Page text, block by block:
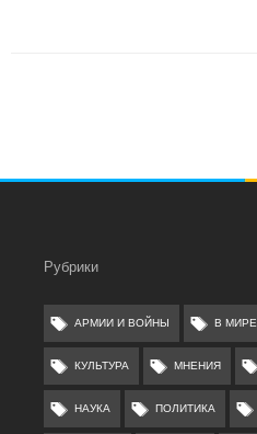
Рубрики
АРМИИ И ВОЙНЫ В МИРЕ
КУЛЬТУРА МНЕНИЯ
НАУКА ПОЛИТИКА